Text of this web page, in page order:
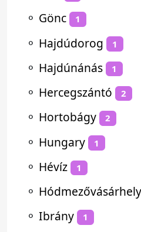
⚬ Gönc 1
⚬ Hajdúdorog 1
⚬ Hajdúnánás 1
⚬ Hercegszántó 2
⚬ Hortobágy 2
⚬ Hungary 1
⚬ Hévíz 1
⚬ Hódmezővásárhely
⚬ Ibrány 1